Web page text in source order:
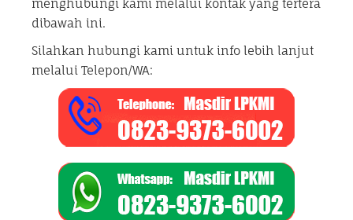
menghubungi kami melalui kontak yang tertera
dibawah ini.
Silahkan hubungi kami untuk info lebih lanjut
melalui Telepon/WA: